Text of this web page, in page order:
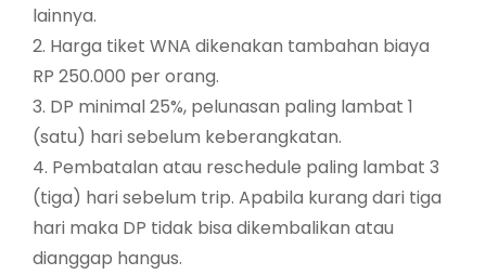
lainnya.
2. Harga tiket WNA dikenakan tambahan biaya
RP 250.000 per orang.
3. DP minimal 25%, pelunasan paling lambat 1
(satu) hari sebelum keberangkatan.
4. Pembatalan atau reschedule paling lambat 3
(tiga) hari sebelum trip. Apabila kurang dari tiga
hari maka DP tidak bisa dikembalikan atau
dianggap hangus.